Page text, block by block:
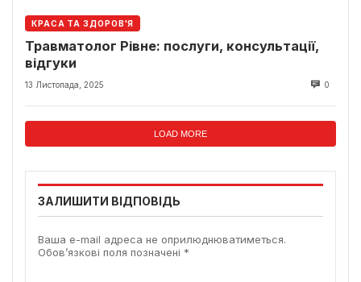
КРАСА ТА ЗДОРОВ'Я
Травматолог Рівне: послуги, консультації,
відгуки
13 Листопада, 2025 0
LOAD MORE
ЗАЛИШИТИ ВІДПОВІДЬ
Ваша e-mail адреса не оприлюднюватиметься.
Обов’язкові поля позначені *